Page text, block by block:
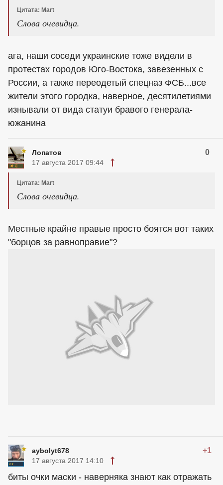
Цитата: Mart
Слова очевидца.
ага, наши соседи украинские тоже видели в
протестах городов Юго-Востока, завезенных с
России, а также переодетый спецназ ФСБ...все
жители этого городка, наверное, десятилетиями
изнывали от вида статуи бравого генерала-
южанина
Лопатов 0
17 августа 2017 09:44
Цитата: Mart
Слова очевидца.
Местные крайне правые просто боятся вот таких
"борцов за равноправие"?
aybolyt678 +1
17 августа 2017 14:10
биты очки маски - наверняка знают как отражать